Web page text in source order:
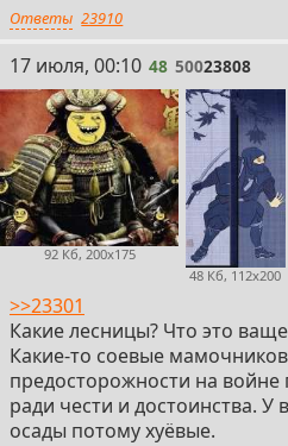
Ответы 23910
48
17 июля, 00:10 48 50023808
92 Кб, 200x175
48 Кб, 112x200
>>23301
Какие лесницы? Что это
Какие-то соевые
предосторожности на войне
ради чести и достоинства. У
осады потому хуёвые.